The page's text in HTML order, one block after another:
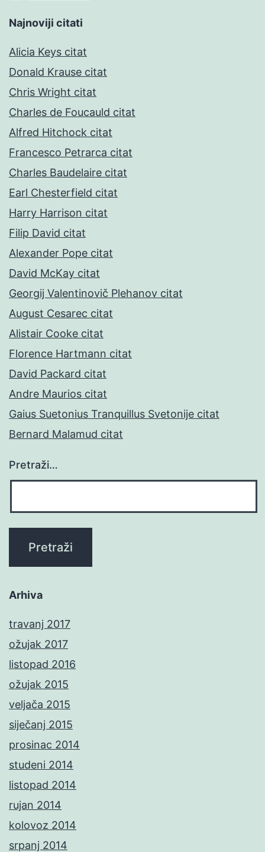
Najnoviji citati
Alicia Keys citat
Donald Krause citat
Chris Wright citat
Charles de Foucauld citat
Alfred Hitchock citat
Francesco Petrarca citat
Charles Baudelaire citat
Earl Chesterfield citat
Harry Harrison citat
Filip David citat
Alexander Pope citat
David McKay citat
Georgij Valentinovič Plehanov citat
August Cesarec citat
Alistair Cooke citat
Florence Hartmann citat
David Packard citat
Andre Maurios citat
Gaius Suetonius Tranquillus Svetonije citat
Bernard Malamud citat
Pretraži…
Arhiva
travanj 2017
ožujak 2017
listopad 2016
ožujak 2015
veljača 2015
siječanj 2015
prosinac 2014
studeni 2014
listopad 2014
rujan 2014
kolovoz 2014
srpanj 2014